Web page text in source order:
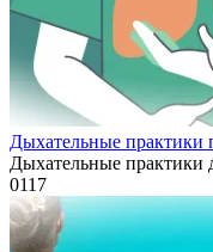
Дыхательные практики
Дыхательные практики
0117